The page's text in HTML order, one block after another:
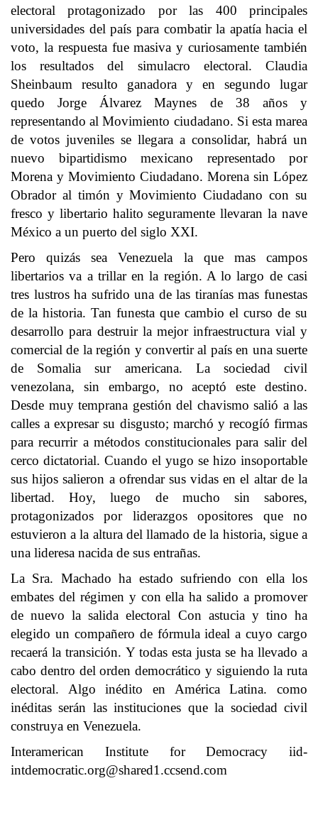
electoral protagonizado por las 400 principales
universidades del país para combatir la apatía hacia el
voto, la respuesta fue masiva y curiosamente también
los resultados del simulacro electoral. Claudia
Sheinbaum resulto ganadora y en segundo lugar
quedo Jorge Álvarez Maynes de 38 años y
representando al Movimiento ciudadano. Si esta marea
de votos juveniles se llegara a consolidar, habrá un
nuevo bipartidismo mexicano representado por
Morena y Movimiento Ciudadano. Morena sin López
Obrador al timón y Movimiento Ciudadano con su
fresco y libertario halito seguramente llevaran la nave
México a un puerto del siglo XXI.
Pero quizás sea Venezuela la que mas campos
libertarios va a trillar en la región. A lo largo de casi
tres lustros ha sufrido una de las tiranías mas funestas
de la historia. Tan funesta que cambio el curso de su
desarrollo para destruir la mejor infraestructura vial y
comercial de la región y convertir al país en una suerte
de Somalia sur americana. La sociedad civil
venezolana, sin embargo, no aceptó este destino.
Desde muy temprana gestión del chavismo salió a las
calles a expresar su disgusto; marchó y recogíó firmas
para recurrir a métodos constitucionales para salir del
cerco dictatorial. Cuando el yugo se hizo insoportable
sus hijos salieron a ofrendar sus vidas en el altar de la
libertad. Hoy, luego de mucho sin sabores,
protagonizados por liderazgos opositores que no
estuvieron a la altura del llamado de la historia, sigue a
una lideresa nacida de sus entrañas.
La Sra. Machado ha estado sufriendo con ella los
embates del régimen y con ella ha salido a promover
de nuevo la salida electoral Con astucia y tino ha
elegido un compañero de fórmula ideal a cuyo cargo
recaerá la transición. Y todas esta justa se ha llevado a
cabo dentro del orden democrático y siguiendo la ruta
electoral. Algo inédito en América Latina. como
inéditas serán las instituciones que la sociedad civil
construya en Venezuela.
Interamerican Institute for Democracy iid-
intdemocratic.org@shared1.ccsend.com